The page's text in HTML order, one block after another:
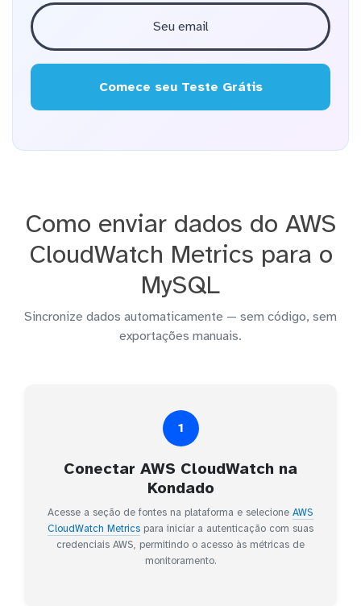
Comece seu Teste Grátis
Como enviar dados do AWS
CloudWatch Metrics para o
MySQL
Sincronize dados automaticamente — sem código, sem
exportações manuais.
1
Conectar AWS CloudWatch na
Kondado
Acesse a seção de fontes na plataforma e selecione AWS
CloudWatch Metrics para iniciar a autenticação com suas
credenciais AWS, permitindo o acesso às métricas de
monitoramento.